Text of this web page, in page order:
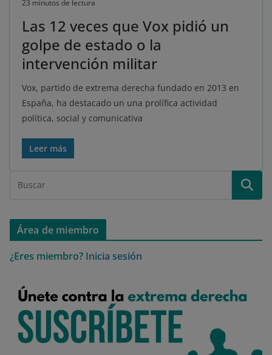
23 minutos de lectura
Las 12 veces que Vox pidió un
golpe de estado o la
intervención militar
Vox, partido de extrema derecha fundado en 2013 en
España, ha destacado un una prolífica actividad
política, social y comunicativa
Leer más
Área de miembro
¿Eres miembro? Inicia sesión